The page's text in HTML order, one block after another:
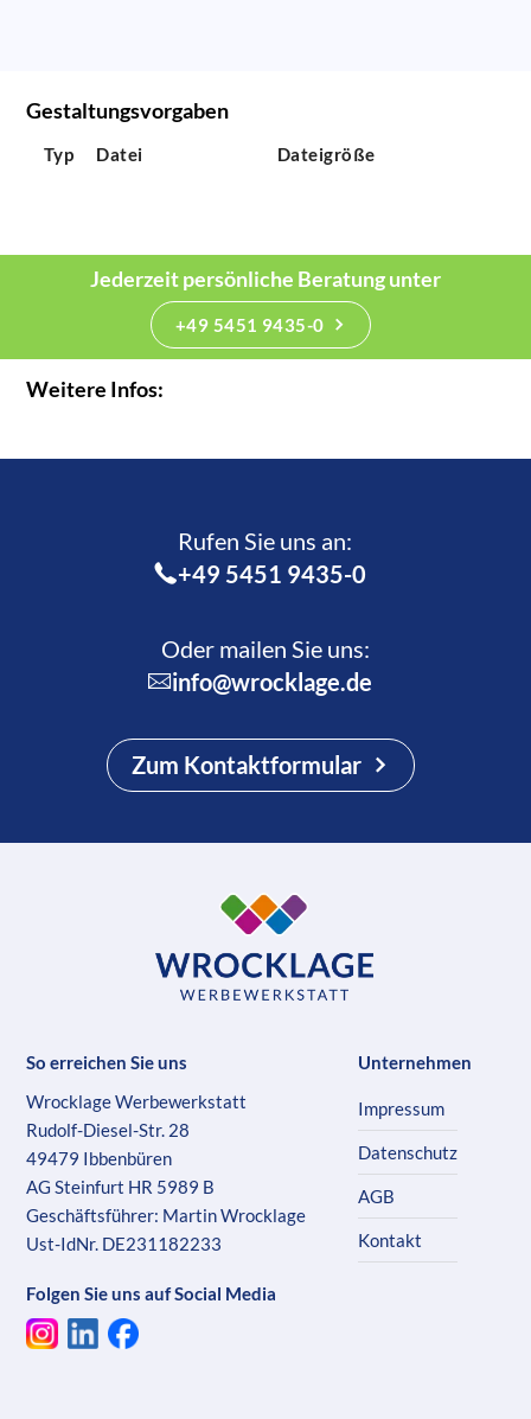
Gestaltungsvorgaben
Typ Datei Dateigröße
Jederzeit persönliche Beratung unter
+49 5451 9435-0
Weitere Infos:
Rufen Sie uns an:­
+49 5451 9435-0
Oder mailen Sie uns:
info@wrocklage.de
Zum Kontaktformular
So erreichen Sie uns
Wrocklage Werbewerkstatt
Rudolf-Diesel-Str. 28
49479 Ibbenbüren
AG Steinfurt HR 5989 B
Geschäftsführer: Martin Wrocklage
Ust-IdNr. DE231182233
Folgen Sie uns auf Social Media
Unternehmen
Impressum
Datenschutz
AGB
Kontakt